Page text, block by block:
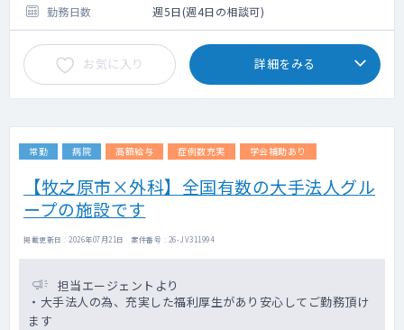
デイケア利用者の各種計画書及びその他書類
の確認とサイン
デイケア利用者の担当者会議出席
入所利用者の各種計画書及び業務上の書類確
認
入所判定会議の出席
他科受診、退所時の診療情報提供書の作成
勤務日数 週5日(週4日の相談可)
お気に入り 詳細をみる
常勤 病院 高額給与 症例数充実 学会補助あり
【牧之原市×外科】全国有数の大手法人グル
ープの施設です
掲載更新日 : 2026年07月21日 案件番号 : 26-JV311994
担当エージェントより
・大手法人の為、充実した福利厚生があり安心してご勤務頂け
ます